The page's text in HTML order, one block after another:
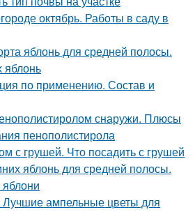
октябрь. Работы в саду в
яблонь для средней полосы.
яблонь
по применению. Состав и
снаружи. Плюсы
пенополистирола
с грушей. Что посадить с грушей
яблонь для средней полосы.
Лучшие ампельные цветы для